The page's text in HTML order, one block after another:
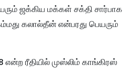
ஜக்கிய மக்கள் சக்தி சார்பாக
கலால்தீன் என்பரது பெயரும்
என்ற ரீதியில் முஸ்லிம் காங்கிரஸ்